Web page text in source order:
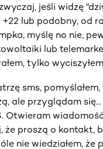
jeśli widzę
lub podobny, od
myślę no nie,
lub
tylko
sms,
ale przyglądam
Otwieram
że proszą o kontakt,
nie wiedziałem, że